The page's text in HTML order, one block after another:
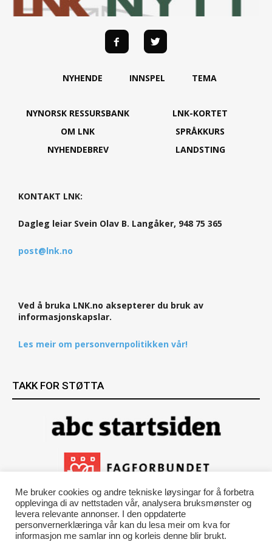
NYHENDE INNSPEL TEMA
NYNORSK RESSURSBANK
OM LNK
NYHENDEBREV
LNK-KORTET
SPRÅKKURS
LANDSTING
KONTAKT LNK:
Dagleg leiar Svein Olav B. Langåker, 948 75 365
post@lnk.no
Ved å bruka LNK.no aksepterer du bruk av
informasjonskapslar.
Les meir om personvernpolitikken vår!
TAKK FOR STØTTA
Me bruker cookies og andre tekniske løysingar for å forbetra
opplevinga di av nettstaden vår, analysera bruksmønster og
levera relevante annonser. I den oppdaterte
personvernerklæringa vår kan du lesa meir om kva for
informasjon me samlar inn og korleis denne blir brukt.